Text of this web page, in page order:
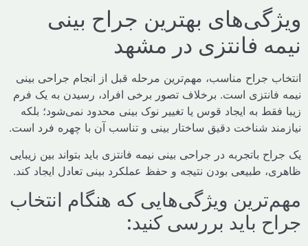
بهترین جراح بینی
فانتزی در مشهد
جراح مناسب، مهم‌ترین مرحله قبل از انجام جراحی بینی
است. برخلاف تصور برخی افراد، رسیدن به یک فرم
به ایجاد قوس یا تغییر نوک بینی محدود نمی‌شود؛ بلکه
شناخت دقیق ساختار بینی و تناسب آن با چهره فرد است.
باتجربه در جراحی بینی نیمه فانتزی باید بتواند بین زیبایی
طبیعی بودن نتیجه و حفظ عملکرد بینی تعادل ایجاد کند.
ویژگی‌هایی که هنگام انتخاب
باید بررسی کنید: